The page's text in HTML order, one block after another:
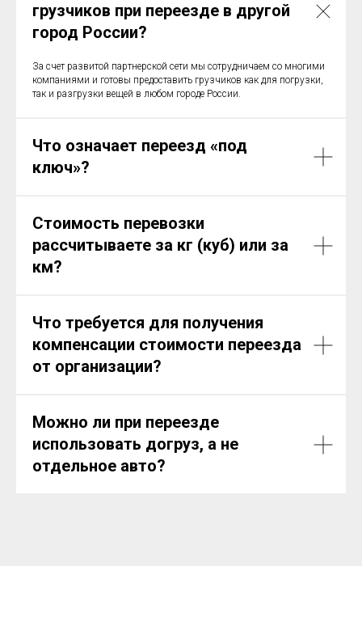
грузчиков при переезде в другой
город России?
За счет развитой партнерской сети мы сотрудничаем со многими
компаниями и готовы предоставить грузчиков как для погрузки,
так и разгрузки вещей в любом городе России.
Что означает переезд «под
ключ»?
Стоимость перевозки
рассчитываете за кг (куб) или за
км?
Что требуется для получения
компенсации стоимости переезда
от организации?
Можно ли при переезде
использовать догруз, а не
отдельное авто?